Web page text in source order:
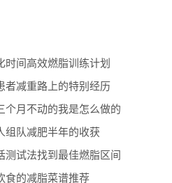
时间高效燃脂训练计划
者减重路上的特别经历
个月不动的我是怎么做的
组队减肥半年的收获
测试法找到最佳燃脂区间
食的减脂菜谱推荐